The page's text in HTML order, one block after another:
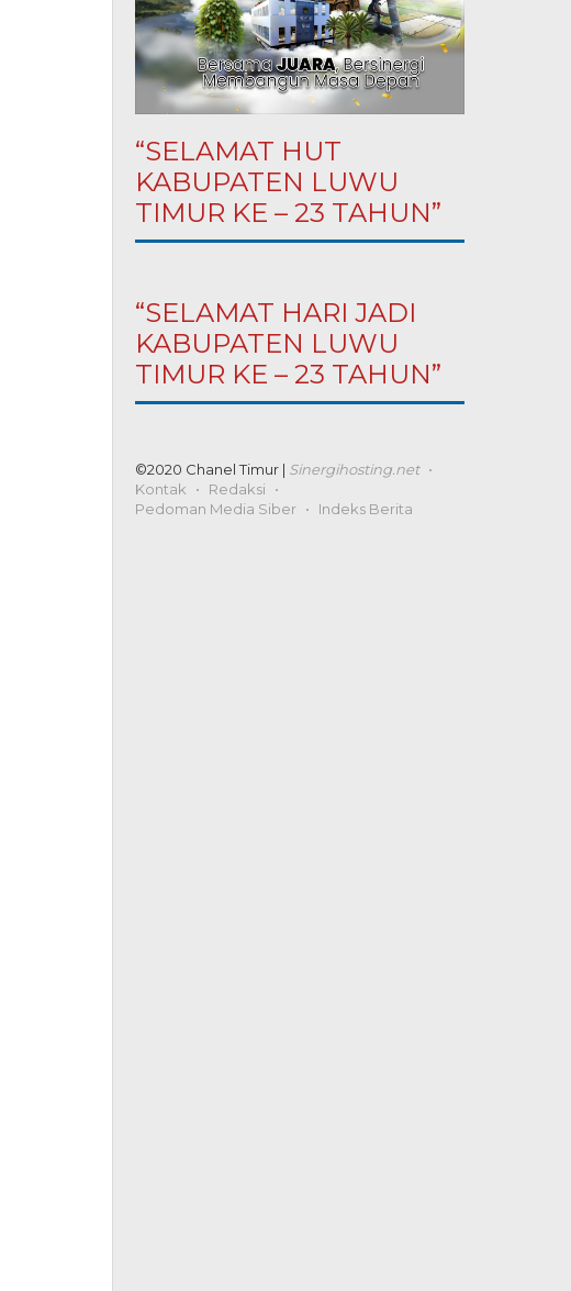
“SELAMAT HUT
KABUPATEN LUWU
TIMUR KE – 23 TAHUN”
“SELAMAT HARI JADI
KABUPATEN LUWU
TIMUR KE – 23 TAHUN”
©2020 Chanel Timur | Sinergihosting.net
Kontak
Redaksi
Pedoman Media Siber
Indeks Berita